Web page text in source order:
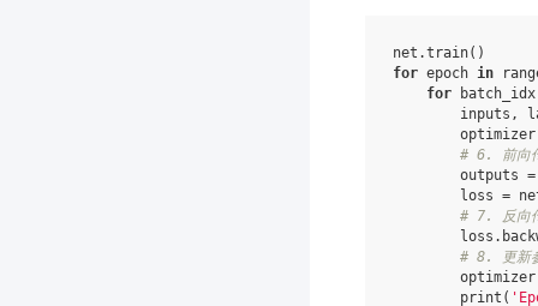
net .train()
for epoch in
for
batch_idx
inputs ,
optimizer
# 6. 前向
outputs =
loss =
# 7. 反向
loss .
# 8. 更新
optimizer
print (